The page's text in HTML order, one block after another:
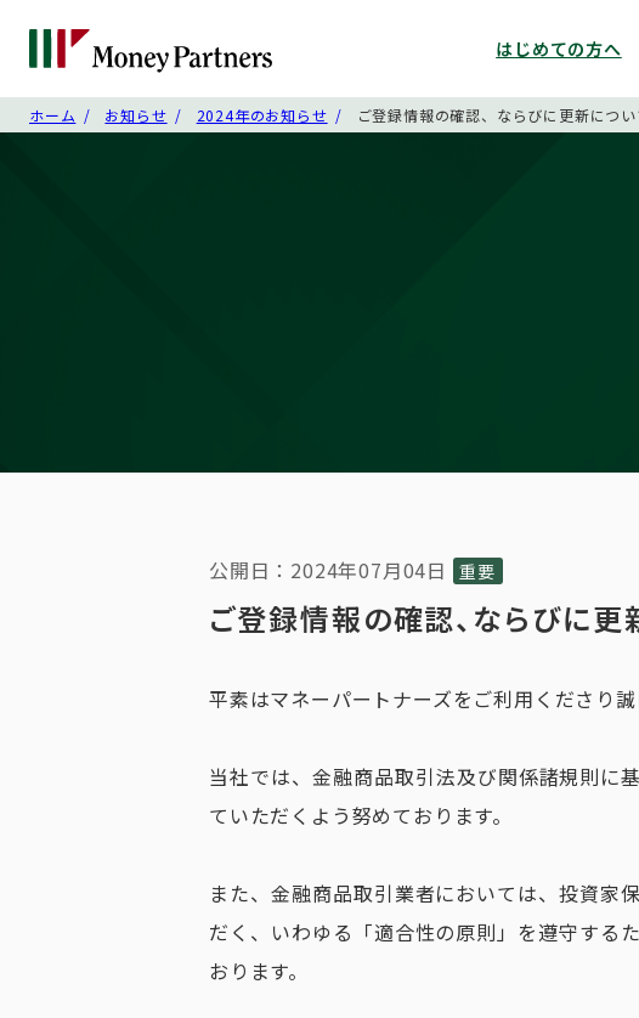
はじめての方へ
ホーム お知らせ 2024年のお知らせ ご登録情報の確認、ならびに更新につ
公開日：2024年07月04日 重要
ご登録情報の確認、ならびに
平素はマネーパートナーズをご利用くださり誠
当社では、金融商品取引法及び関係諸規則に
ていただくよう努めております。
また、金融商品取引業者においては、投資家
だく、いわゆる「適合性の原則」を遵守する
おります。